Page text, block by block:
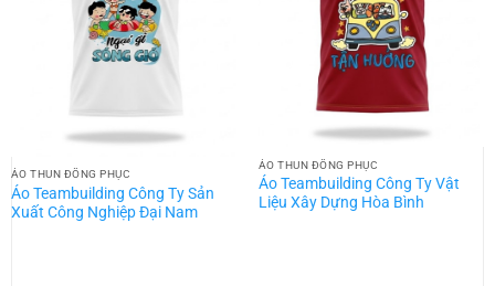
ÁO THUN ĐỒNG PHỤC
Áo Teambuilding Công Ty Sản
Xuất Công Nghiệp Đại Nam
ÁO THUN ĐỒNG PHỤC
Áo Teambuilding Công Ty Vật
Liệu Xây Dựng Hòa Bình